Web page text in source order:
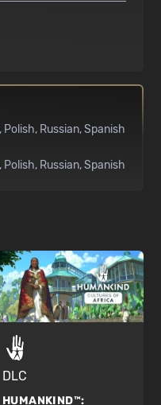
Polish Russian Spanish
Polish Russian Spanish
DLC
HUMANKIND™: